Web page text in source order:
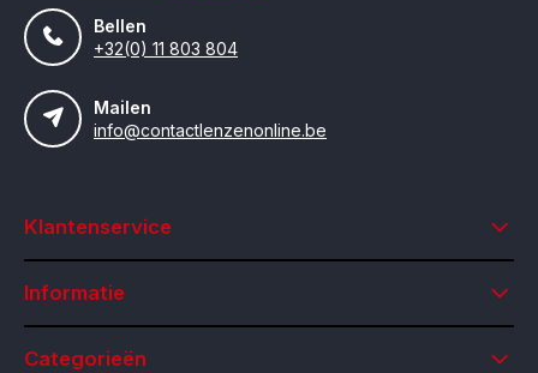
Bellen
+32(0) 11 803 804
Mailen
info@contactlenzenonline.be
Klantenservice
Informatie
Categorieën